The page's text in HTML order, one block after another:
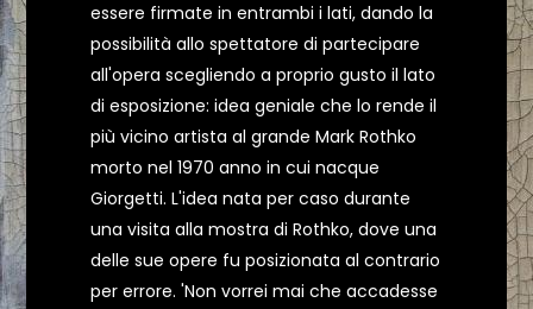
essere firmate in entrambi i lati, dando la
possibilità allo spettatore di partecipare
all'opera scegliendo a proprio gusto il lato
di esposizione: idea geniale che lo rende il
più vicino artista al grande Mark Rothko
morto nel 1970 anno in cui nacque
Giorgetti. L'idea nata per caso durante
una visita alla mostra di Rothko, dove una
delle sue opere fu posizionata al contrario
per errore. 'Non vorrei mai che accadesse